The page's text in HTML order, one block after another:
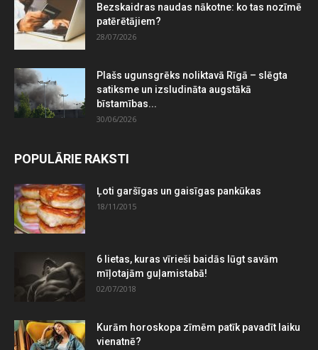
Bezskaidras naudas nākotne: ko tas nozīmē
patērētājiem?
28/07/2026
Plašs ugunsgrēks noliktavā Rīgā – slēgta
satiksme un izsludināta augstākā
bīstamības...
30/06/2026
POPULĀRIE RAKSTI
Ļoti garšīgas un gaisīgas pankūkas
18/11/2015
6 lietas, kuras vīrieši baidās lūgt savām
mīļotajām guļamistabā!
02/07/2018
Kurām horoskopa zīmēm patīk pavadīt laiku
vienatnē?